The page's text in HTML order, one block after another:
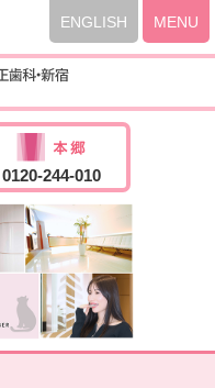
ENGLISH MENU
0120-244-010